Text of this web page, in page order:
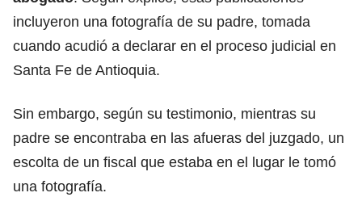
incluyeron una fotografía de su padre, tomada
cuando acudió a declarar en el proceso judicial en
Santa Fe de Antioquia.
Sin embargo, según su testimonio, mientras su
padre se encontraba en las afueras del juzgado, un
escolta de un fiscal que estaba en el lugar le tomó
una fotografía.